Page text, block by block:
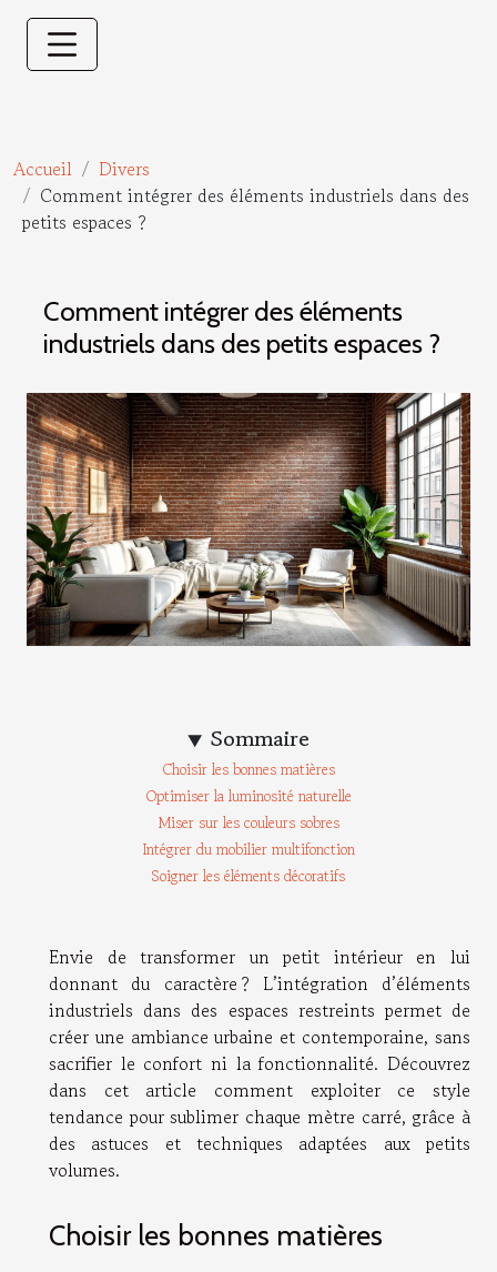
Accueil
Divers
Comment intégrer des éléments industriels dans des
petits espaces ?
Comment intégrer des éléments
industriels dans des petits espaces ?
Sommaire
Choisir les bonnes matières
Optimiser la luminosité naturelle
Miser sur les couleurs sobres
Intégrer du mobilier multifonction
Soigner les éléments décoratifs
Envie de transformer un petit intérieur en lui
donnant du caractère ? L’intégration d’éléments
industriels dans des espaces restreints permet de
créer une ambiance urbaine et contemporaine, sans
sacrifier le confort ni la fonctionnalité. Découvrez
dans cet article comment exploiter ce style
tendance pour sublimer chaque mètre carré, grâce à
des astuces et techniques adaptées aux petits
volumes.
Choisir les bonnes matières